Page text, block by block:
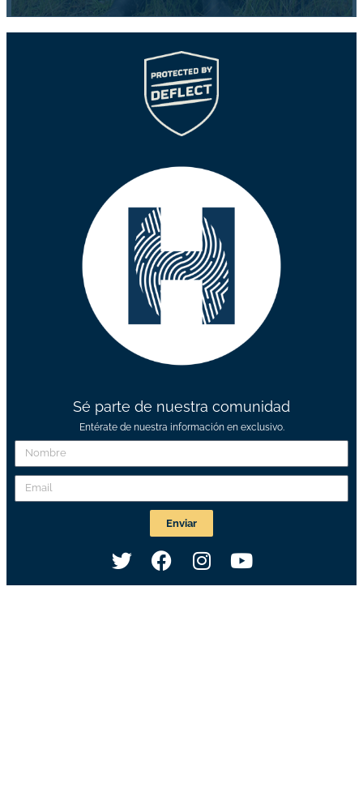
Sé parte de nuestra comunidad
Entérate de nuestra información en exclusivo.
Enviar